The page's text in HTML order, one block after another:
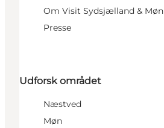
Om Visit Sydsjælland & Møn
Presse
Udforsk området
Næstved
Møn